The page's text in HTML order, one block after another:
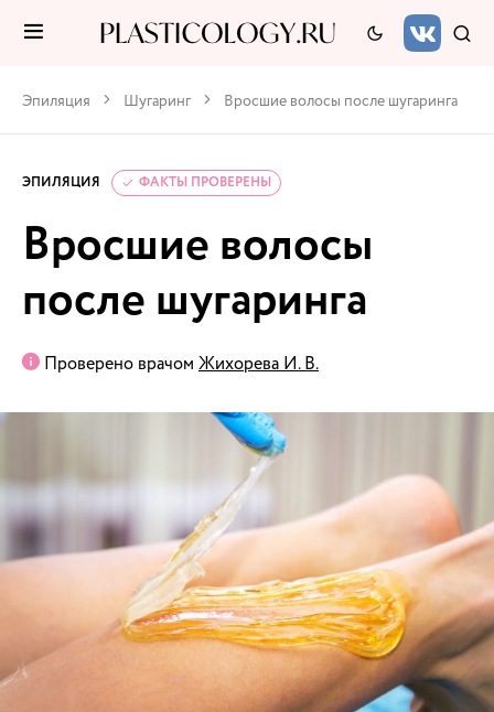
Эпиляция Шугаринг Вросшие волосы после шугаринга
ЭПИЛЯЦИЯ ФАКТЫ ПРОВЕРЕНЫ
Вросшие волосы
после шугаринга
Проверено врачом Жихорева И. В.